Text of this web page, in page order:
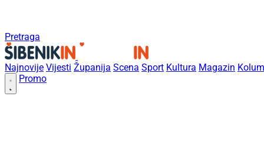
Pretraga
Najnovije Vijesti Županija Scena Sport Kultura Magazin
Promo